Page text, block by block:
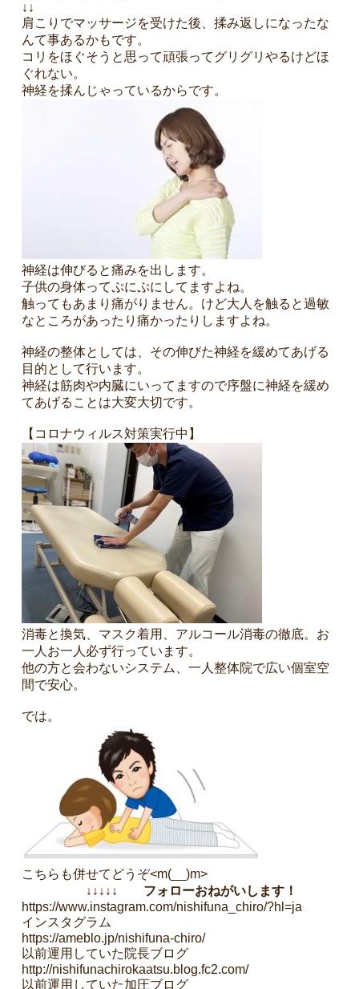
↓↓
肩こりでマッサージを受けた後、揉み返しになったな
んて事あるかもです。
コリをほぐそうと思って頑張ってグリグリやるけどほ
ぐれない。
神経を揉んじゃっているからです。
神経は伸びると痛みを出します。
子供の身体ってぷにぷにしてますよね。
触ってもあまり痛がりません。けど大人を触ると過敏
なところがあったり痛かったりしますよね。
神経の整体としては、その伸びた神経を緩めてあげる
目的として行います。
神経は筋肉や内臓にいってますので序盤に神経を緩め
てあげることは大変大切です。
【コロナウィルス対策実行中】
消毒と換気、マスク着用、アルコール消毒の徹底。お
一人お一人必ず行っています。
他の方と会わないシステム、一人整体院で広い個室空
間で安心。
では。
こちらも併せてどうぞ<m(__)m>
↓↓↓↓↓ フォローおねがいします！
https://www.instagram.com/nishifuna_chiro/?hl=ja
インスタグラム
https://ameblo.jp/nishifuna-chiro/
以前運用していた院長ブログ
http://nishifunachirokaatsu.blog.fc2.com/
以前運用していた加圧ブログ